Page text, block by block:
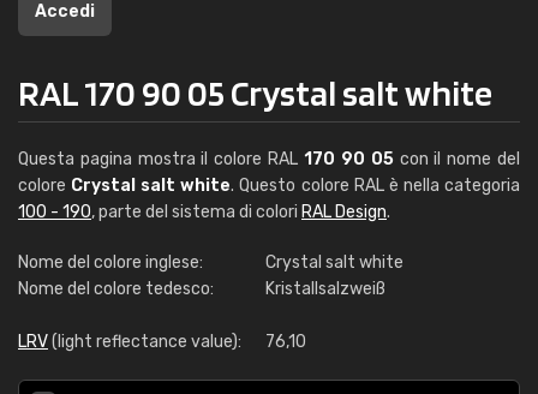
Accedi
RAL 170 90 05 Crystal salt white
Questa pagina mostra il colore RAL 170 90 05con il nome del
colore Crystal salt white. Questo colore RAL è nella categoria
100 - 190, parte del sistema di colori RAL Design.
Nome del colore inglese:
Crystal salt white
Nome del colore tedesco:
Kristallsalzweiß
LRV(light reflectance value): 76,10